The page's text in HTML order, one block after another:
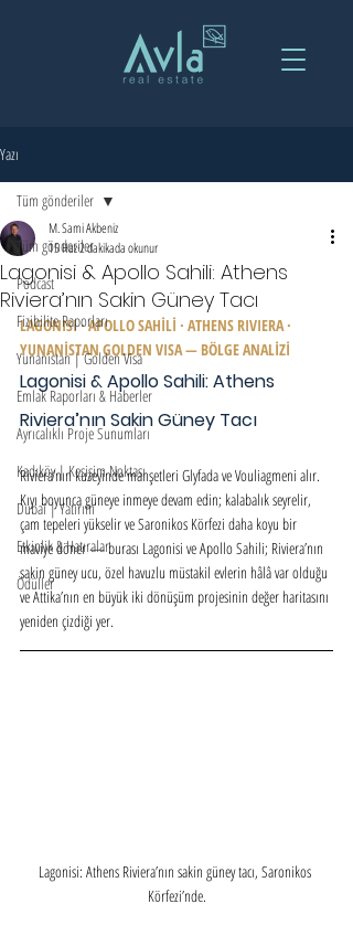
Yazı
Tüm gönderiler
Podcast
Fizibilite Raporları
Yunanistan | Golden Visa
Emlak Raporları & Haberler
Ayrıcalıklı Proje Sunumları
Kadıköy | Kesişim Noktası
Dubai | Yatırım
Etkinlik & Hatıralar
Ödüller
Tüm gönderiler
Lagonisi & Apollo Sahili: Athens
Riviera’nın Sakin Güney Tacı
M. Sami Akbeniz
15 Haz2 dakikada okunur
LAGONISI · APOLLO SAHİLİ · ATHENS RIVIERA ·
YUNANİSTAN GOLDEN VISA — BÖLGE ANALİZİ
Lagonisi & Apollo Sahili: Athens
Riviera’nın Sakin Güney Tacı
Riviera’nın kuzeyinde manşetleri Glyfada ve Vouliagmeni alır.
Kıyı boyunca güneye inmeye devam edin; kalabalık seyrelir,
çam tepeleri yükselir ve Saronikos Körfezi daha koyu bir
maviye döner — burası Lagonisi ve Apollo Sahili; Riviera’nın
sakin güney ucu, özel havuzlu müstakil evlerin hâlâ var olduğu
ve Attika’nın en büyük iki dönüşüm projesinin değer haritasını
yeniden çizdiği yer.
Lagonisi: Athens Riviera’nın sakin güney tacı, Saronikos
Körfezi’nde.